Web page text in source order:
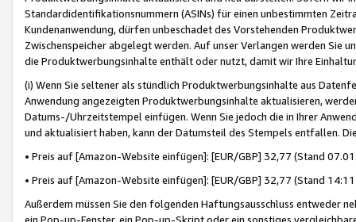
Standardidentifikationsnummern (ASINs) für einen unbestimmten
Kundenanwendung, dürfen unbeschadet des Vorstehenden
Zwischenspeicher abgelegt werden. Auf unser Verlangen werden Sie
die Produktwerbungsinhalte enthält oder nutzt, damit wir Ihre
(i) Wenn Sie seltener als stündlich Produktwerbungsinhalte aus
Anwendung angezeigten Produktwerbungsinhalte aktualisieren,
Datums-/Uhrzeitstempel einfügen. Wenn Sie jedoch die in Ihrer
und aktualisiert haben, kann der Datumsteil des Stempels entfallen.
• Preis auf [Amazon-Website einfügen]: [EUR/GBP] 32,77 (Stand
• Preis auf [Amazon-Website einfügen]: [EUR/GBP] 32,77 (Stand
Außerdem müssen Sie den folgenden Haftungsausschluss entweder
ein Pop-up-Fenster, ein Pop-up-Skript oder ein sonstiges